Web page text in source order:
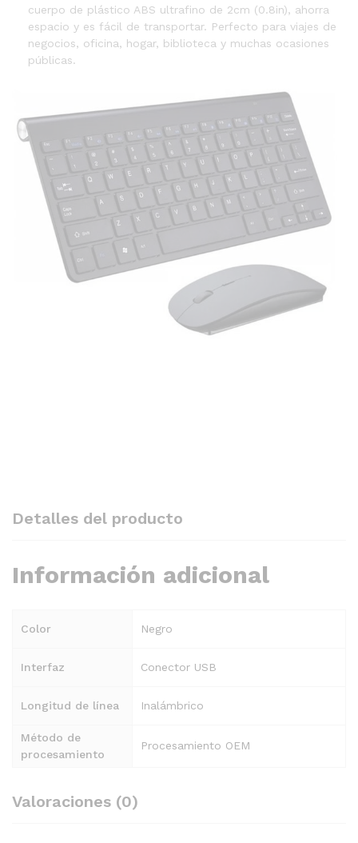
cuerpo de plástico ABS ultrafino de 2cm (0.8in), ahorra
espacio y es fácil de transportar. Perfecto para viajes de
negocios, oficina, hogar, biblioteca y muchas ocasiones
públicas.
Detalles del producto
Información adicional
Color Negro
Interfaz Conector USB
Longitud de línea Inalámbrico
Método de
procesamiento
Procesamiento OEM
Valoraciones (0)